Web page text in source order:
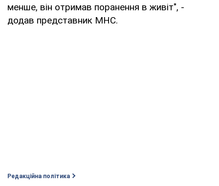
менше, він отримав поранення в живіт", -
додав представник МНС.
Редакційна політика